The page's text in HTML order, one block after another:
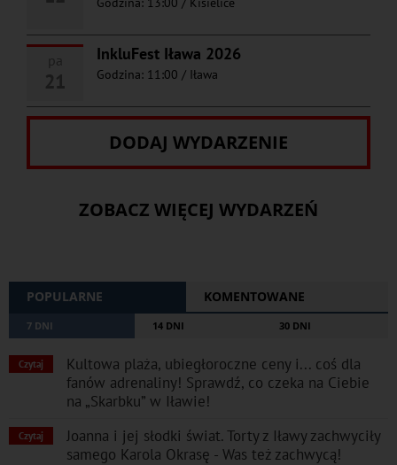
InkluFest Iława 2026
Godzina: 11:00 / Iława
DODAJ WYDARZENIE
ZOBACZ WIĘCEJ WYDARZEŃ
POPULARNE KOMENTOWANE
7 DNI 14 DNI 30 DNI
Czytaj
Kultowa plaża, ubiegłoroczne ceny i... coś dla
fanów adrenaliny! Sprawdź, co czeka na Ciebie
na „Skarbku” w Iławie!
Czytaj
Joanna i jej słodki świat. Torty z Iławy zachwyciły
samego Karola Okrasę - Was też zachwycą!